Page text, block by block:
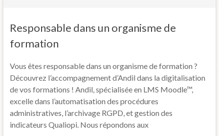
Responsable dans un organisme de
formation
Vous êtes responsable dans un organisme de formation ?
Découvrez l’accompagnement d’Andil dans la digitalisation
de vos formations ! Andil, spécialisée en LMS Moodle™,
excelle dans l’automatisation des procédures
administratives, l’archivage RGPD, et gestion des
indicateurs Qualiopi. Nous répondons aux